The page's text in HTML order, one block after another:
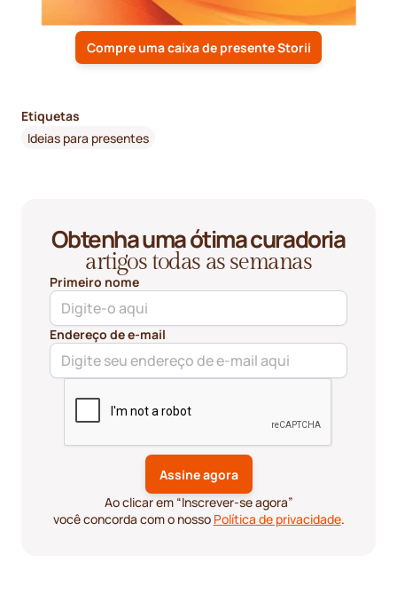
Compre uma caixa de presente Storii
Etiquetas
Ideias para presentes
Obtenha uma ótima curadoria
artigos todas as semanas
Primeiro nome
Endereço de e-mail
Ao clicar em “Inscrever-se agora”
você concorda com o nosso Política de privacidade.